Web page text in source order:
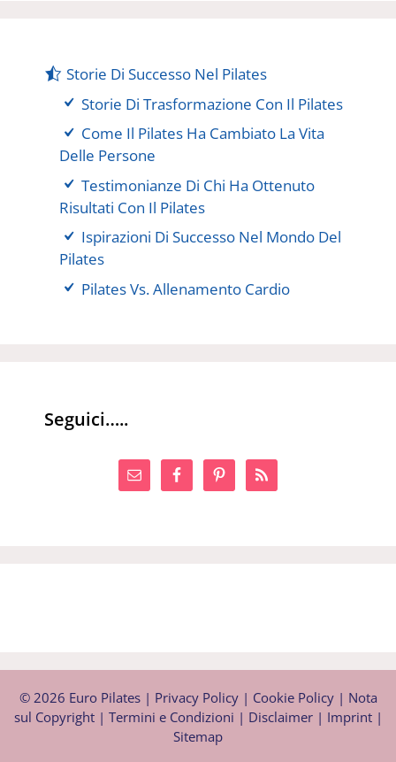
Storie Di Successo Nel Pilates
Storie Di Trasformazione Con Il Pilates
Come Il Pilates Ha Cambiato La Vita
Delle Persone
Testimonianze Di Chi Ha Ottenuto
Risultati Con Il Pilates
Ispirazioni Di Successo Nel Mondo Del
Pilates
Pilates Vs. Allenamento Cardio
Seguici…..
© 2026 Euro Pilates | Privacy Policy| Cookie Policy| Nota
sul Copyright| Termini e Condizioni | Disclaimer| Imprint|
Sitemap